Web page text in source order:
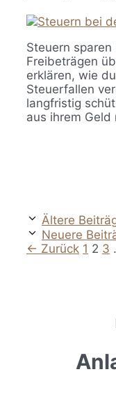
Steuern sparen
Freibeträgen
erklären, wie
Steuerfallen
langfristig
aus ihrem Geld
Ältere
Neuere
← Zurück Seite
1 2 3